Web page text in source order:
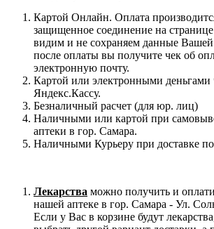
Картой Онлайн. Оплата
защищенное соединение на
видим и не сохраняем данные
после оплаты вы получите чек об
электронную почту.
Картой или электронными деньгами
Яндекс.Кассу.
Безналичный расчет (для юр. лиц)
Наличными или картой при
аптеки в гор. Самара.
Наличными Курьеру при доставке
Лекарства можно получить и
нашей аптеке в гор. Самара - Ул.
Если у Вас в корзине будут